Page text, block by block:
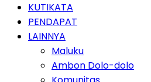
KUTIKATA
PENDAPAT
LAINNYA
Maluku
Ambon Dolo-dolo